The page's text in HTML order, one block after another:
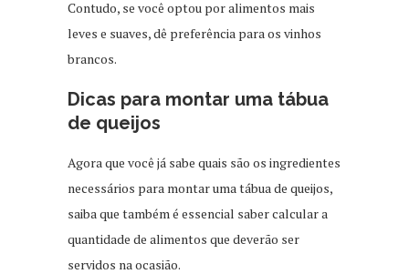
Contudo, se você optou por alimentos mais
leves e suaves, dê preferência para os vinhos
brancos.
Dicas para montar uma tábua
de queijos
Agora que você já sabe quais são os ingredientes
necessários para montar uma tábua de queijos,
saiba que também é essencial saber calcular a
quantidade de alimentos que deverão ser
servidos na ocasião.